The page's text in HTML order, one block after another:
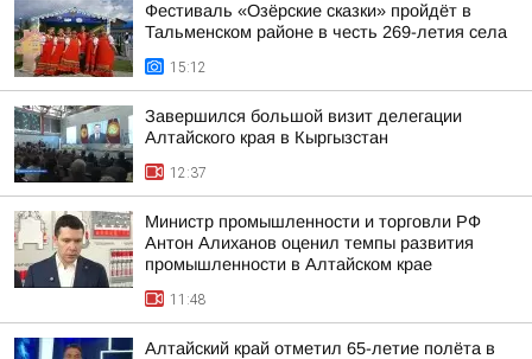
Фестиваль «Озёрские сказки» пройдёт в
Тальменском районе в честь 269-летия села
15:12
Завершился большой визит делегации
Алтайского края в Кыргызстан
12:37
Министр промышленности и торговли РФ
Антон Алиханов оценил темпы развития
промышленности в Алтайском крае
11:48
Алтайский край отметил 65-летие полёта в